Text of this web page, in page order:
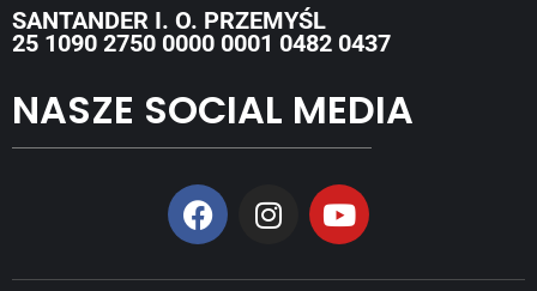
SANTANDER I. O. PRZEMYŚL
25 1090 2750 0000 0001 0482 0437
NASZE SOCIAL MEDIA